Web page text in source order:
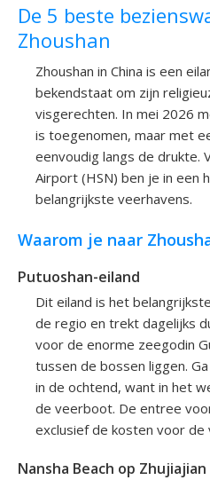
De 5 beste
Zhoushan
Zhoushan in China is een
bekendstaat om zijn
visgerechten. In mei 2026
is toegenomen, maar met
eenvoudig langs de drukte.
Airport (HSN) ben je in een
belangrijkste veerhavens.
Waarom je naar
Putuoshan-eiland
Dit eiland is het
de regio en trekt dagelijks
voor de enorme zeegodin
tussen de bossen liggen.
in de ochtend, want in het
de veerboot. De entree
exclusief de kosten voor de
Nansha Beach op Zhujiajian